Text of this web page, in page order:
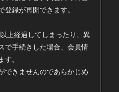
登録が再開できます。
上経過してしまったり、異
で手続きした場合、会員情
。
できませんのであらかじめ